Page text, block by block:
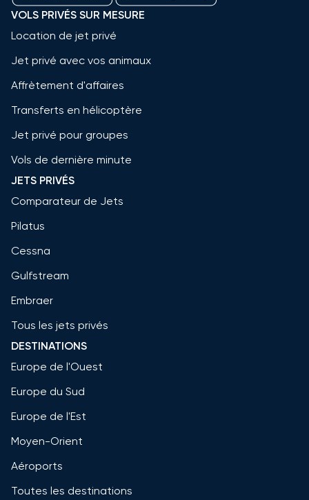
VOLS PRIVÉS SUR MESURE
Location de jet privé
Jet privé avec vos animaux
Affrètement d'affaires
Transferts en hélicoptère
Jet privé pour groupes
Vols de dernière minute
JETS PRIVÉS
Comparateur de Jets
Pilatus
Cessna
Gulfstream
Embraer
Tous les jets privés
DESTINATIONS
Europe de l'Ouest
Europe du Sud
Europe de l'Est
Moyen-Orient
Aéroports
Toutes les destinations